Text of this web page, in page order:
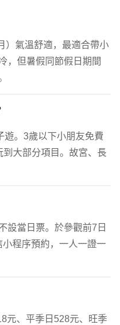
）氣溫舒適，最適合帶小
，但暑假同節假日期間
遊。3歲以下小朋友免費
到大部分項目。故宮、長
設當日票。於參觀前7日
小程序預約，一人一證一
元、平季日528元、旺季